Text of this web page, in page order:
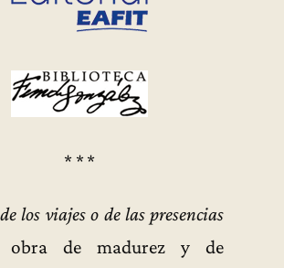
* * *
los viajes o de las presencias
obra de madurez y de